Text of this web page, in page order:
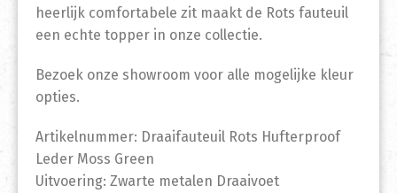
heerlijk comfortabele zit maakt de Rots fauteuil
een echte topper in onze collectie.
Bezoek onze showroom voor alle mogelijke kleur
opties.
Artikelnummer: Draaifauteuil Rots Hufterproof
Leder Moss Green
Uitvoering: Zwarte metalen Draaivoet